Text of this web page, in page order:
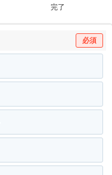
完了
必須